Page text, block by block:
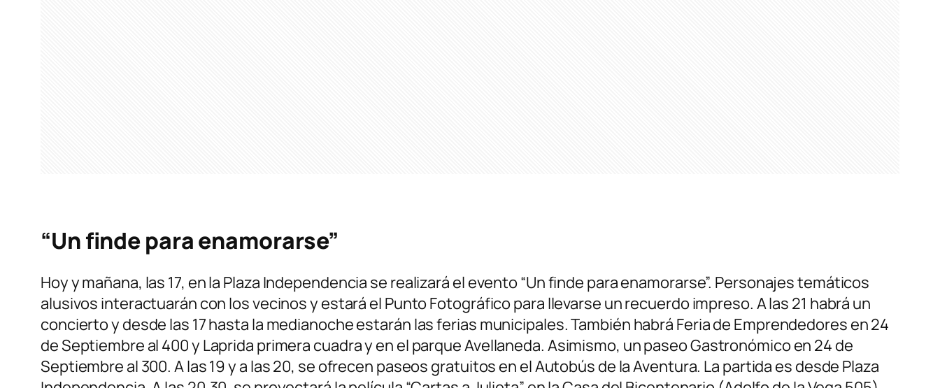
“Un finde para enamorarse”
Hoy y mañana, las 17, en la Plaza Independencia se realizará el evento “Un finde para enamorarse”. Personajes temáticos
alusivos interactuarán con los vecinos y estará el Punto Fotográfico para llevarse un recuerdo impreso. A las 21 habrá un
concierto y desde las 17 hasta la medianoche estarán las ferias municipales. También habrá Feria de Emprendedores en 24
de Septiembre al 400 y Laprida primera cuadra y en el parque Avellaneda. Asimismo, un paseo Gastronómico en 24 de
Septiembre al 300. A las 19 y a las 20, se ofrecen paseos gratuitos en el Autobús de la Aventura. La partida es desde Plaza